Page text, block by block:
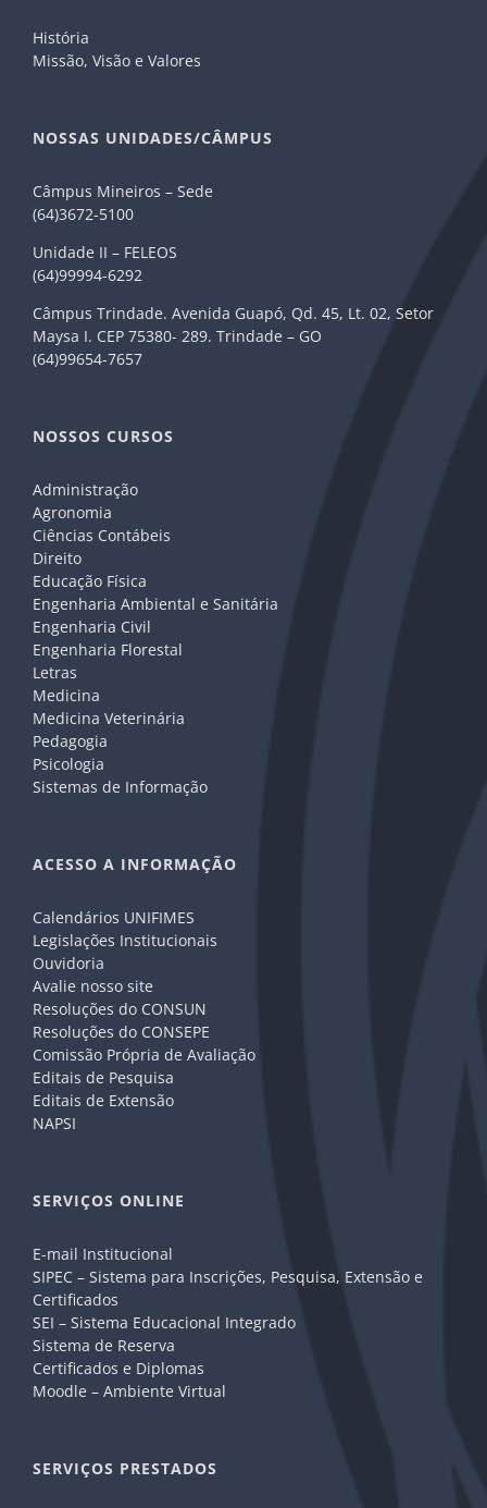
História
Missão, Visão e Valores
NOSSAS UNIDADES/CÂMPUS
Câmpus Mineiros – Sede
(64)3672-5100
Unidade II – FELEOS
(64)99994-6292
Câmpus Trindade. Avenida Guapó, Qd. 45, Lt. 02, Setor
Maysa I. CEP 75380- 289. Trindade – GO
(64)99654-7657
NOSSOS CURSOS
Administração
Agronomia
Ciências Contábeis
Direito
Educação Física
Engenharia Ambiental e Sanitária
Engenharia Civil
Engenharia Florestal
Letras
Medicina
Medicina Veterinária
Pedagogia
Psicologia
Sistemas de Informação
ACESSO A INFORMAÇÃO
Calendários UNIFIMES
Legislações Institucionais
Ouvidoria
Avalie nosso site
Resoluções do CONSUN
Resoluções do CONSEPE
Comissão Própria de Avaliação
Editais de Pesquisa
Editais de Extensão
NAPSI
SERVIÇOS ONLINE
E-mail Institucional
SIPEC – Sistema para Inscrições, Pesquisa, Extensão e
Certificados
SEI – Sistema Educacional Integrado
Sistema de Reserva
Certificados e Diplomas
Moodle – Ambiente Virtual
SERVIÇOS PRESTADOS